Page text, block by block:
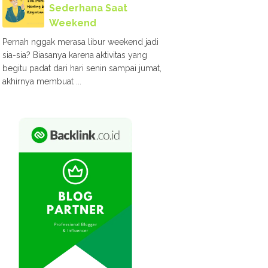
Sederhana Saat
Weekend
Pernah nggak merasa libur weekend jadi
sia-sia? Biasanya karena aktivitas yang
begitu padat dari hari senin sampai jumat,
akhirnya membuat ...